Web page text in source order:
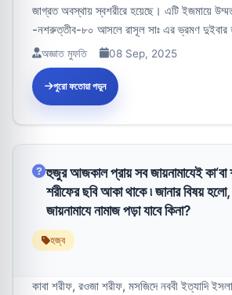
জাগ্রত অবস্থায় স্বশরীরে হয়েছে। এটি ইজমায়ে
-নশরুত্তীব-৮০ আসলে রাসূল সাঃ এর ভ্রমণ দুইবার
হয়...অজ্ঞাত মুফতি 08 Sep, 2025
পুরো ফতোয়া পড়ুন
হুজুর আজকাল প্রায় সব জায়নামাযেই কা‘বা
শরীফের ছবি আকা থাকে ৷ জানার বিষয়
জায়নামাযে নামাজ পড়া যাবে কিনা?
হজ্ব
কাবা শরীফ, রওজা শরীফ, মসজিদে নববী ইত্যাদি